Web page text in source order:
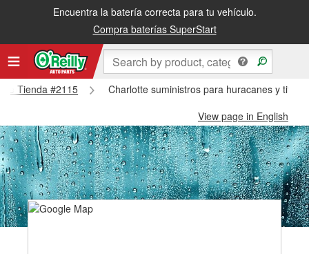
Encuentra la batería correcta para tu vehículo.
Compra baterías SuperStart
Tienda #2115
Charlotte suministros para huracanes y
View page in English